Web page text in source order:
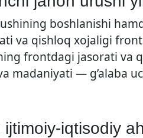
boshlanishi
va qishloq xojaligi
frontdagi jasorati va
madaniyati — g’alaba
ijtimoiy-iqtisodiy